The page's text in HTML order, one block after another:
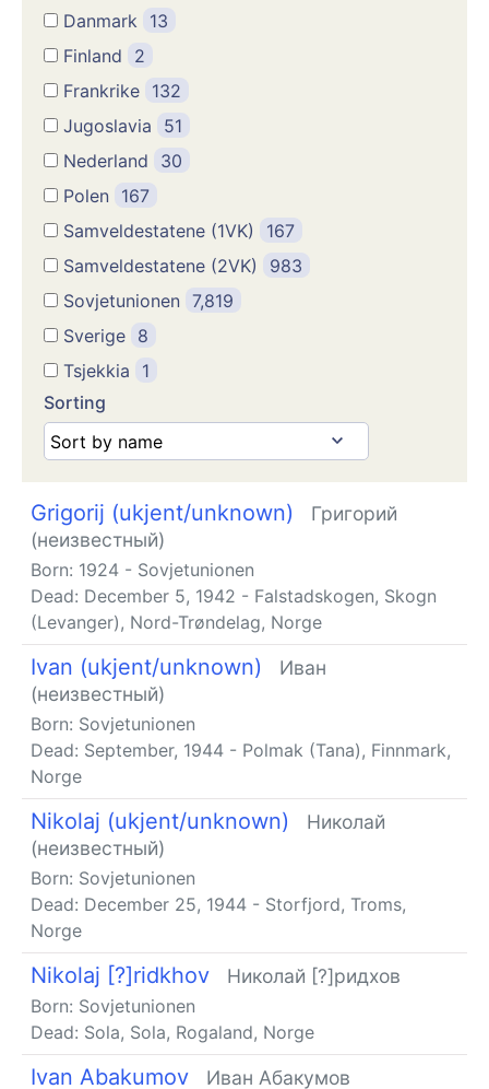
Danmark
13
Finland
2
Frankrike 132
Jugoslavia
51
Nederland
30
Polen
167
Samveldestatene (1VK)
167
Samveldestatene (2VK)
983
Sovjetunionen
7,819
Sverige 8
Tsjekkia
1
Sorting
Grigorij (ukjent/unknown)
Григорий
(неизвестный)
Born: 1924 - Sovjetunionen
Dead: December 5, 1942 - Falstadskogen, Skogn
(Levanger), Nord-Trøndelag, Norge
Ivan (ukjent/unknown)
Иван
(неизвестный)
Born: Sovjetunionen
Dead: September, 1944 - Polmak (Tana), Finnmark,
Norge
Nikolaj (ukjent/unknown)
Николай
(неизвестный)
Born: Sovjetunionen
Dead: December 25, 1944 - Storfjord, Troms,
Norge
Nikolaj [?]ridkhov Николай [?]ридхов
Born: Sovjetunionen
Dead: Sola, Sola, Rogaland, Norge
Ivan Abakumov Иван Абакумов